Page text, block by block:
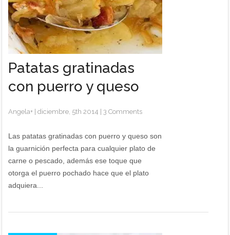
Patatas gratinadas
con puerro y queso
Angela+ |diciembre, 5th 2014 |3 Comments
Las patatas gratinadas con puerro y queso son
la guarnición perfecta para cualquier plato de
carne o pescado, además ese toque que
otorga el puerro pochado hace que el plato
adquiera...